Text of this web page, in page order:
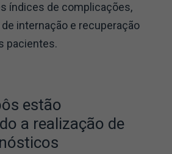
índices de complicações,
internação e recuperação
pacientes.
estão
a realização de